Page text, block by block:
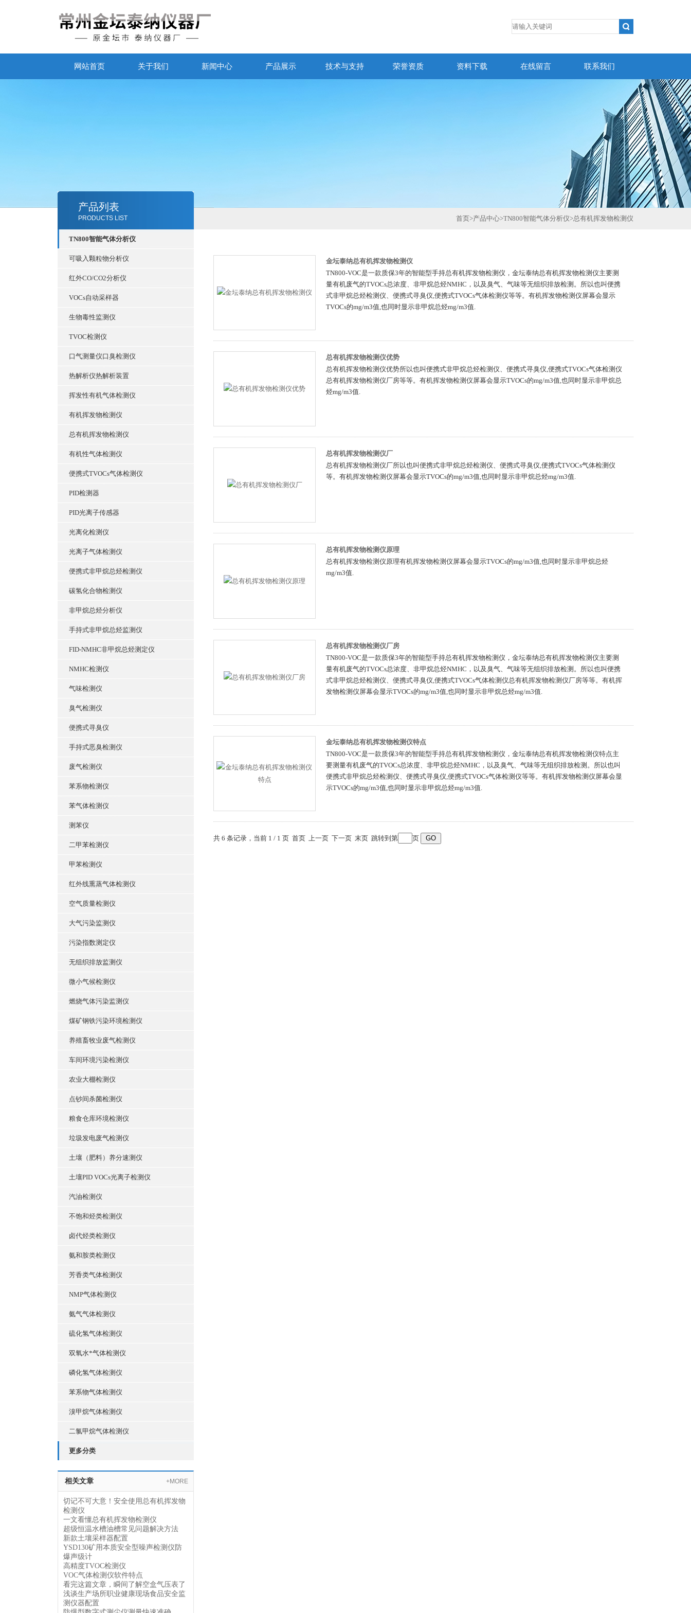
网站首页 关于我们 新闻中心 产品展示 技术与支持 荣誉资质 资料下载 在线留言 联系我们
产品列表
PRODUCTS LIST
TN800智能气体分析仪
可吸入颗粒物分析仪
红外CO/CO2分析仪
VOCs自动采样器
生物毒性监测仪
TVOC检测仪
口气测量仪口臭检测仪
热解析仪热解析装置
挥发性有机气体检测仪
有机挥发物检测仪
总有机挥发物检测仪
有机性气体检测仪
便携式TVOCs气体检测仪
PID检测器
PID光离子传感器
光离化检测仪
光离子气体检测仪
便携式非甲烷总烃检测仪
碳氢化合物检测仪
非甲烷总烃分析仪
手持式非甲烷总烃监测仪
FID-NMHC非甲烷总烃测定仪
NMHC检测仪
气味检测仪
臭气检测仪
便携式寻臭仪
手持式恶臭检测仪
废气检测仪
苯系物检测仪
苯气体检测仪
测苯仪
二甲苯检测仪
甲苯检测仪
红外线熏蒸气体检测仪
空气质量检测仪
大气污染监测仪
污染指数测定仪
无组织排放监测仪
微小气候检测仪
燃烧气体污染监测仪
煤矿钢铁污染环境检测仪
养殖畜牧业废气检测仪
车间环境污染检测仪
农业大棚检测仪
点钞间杀菌检测仪
粮食仓库环境检测仪
垃圾发电废气检测仪
土壤（肥料）养分速测仪
土壤PID VOCs光离子检测仪
汽油检测仪
不饱和烃类检测仪
卤代烃类检测仪
氨和胺类检测仪
芳香类气体检测仪
NMP气体检测仪
氨气气体检测仪
硫化氢气体检测仪
双氧水*气体检测仪
磷化氢气体检测仪
苯系物气体检测仪
溴甲烷气体检测仪
二氯甲烷气体检测仪
更多分类
相关文章 +MORE
切记不可大意！安全使用总有机挥发物
检测仪
一文看懂总有机挥发物检测仪
超级恒温水槽油槽常见问题解决方法
新款土壤采样器配置
YSD130矿用本质安全型噪声检测仪防
爆声级计
高精度TVOC检测仪
VOC气体检测仪软件特点
看完这篇文章，瞬间了解空盒气压表了
浅谈生产场所职业健康现场食品安全监
测仪器配置
首页>产品中心>TN800智能气体分析仪>总有机挥发物检测仪
金坛泰纳总有机挥发物检测仪
TN800-VOC是一款质保3年的智能型手持总有机挥发物检测仪，金坛泰纳总有机挥发物检测仪主要测
量有机废气的TVOCs总浓度、非甲烷总烃NMHC，以及臭气、气味等无组织排放检测。所以也叫便携
式非甲烷总烃检测仪、便携式寻臭仪,便携式TVOCs气体检测仪等等。有机挥发物检测仪屏幕会显示
TVOCs的mg/m3值,也同时显示非甲烷总烃mg/m3值.
总有机挥发物检测仪优势
总有机挥发物检测仪优势所以也叫便携式非甲烷总烃检测仪、便携式寻臭仪,便携式TVOCs气体检测仪
总有机挥发物检测仪厂房等等。有机挥发物检测仪屏幕会显示TVOCs的mg/m3值,也同时显示非甲烷总
烃mg/m3值.
总有机挥发物检测仪厂
总有机挥发物检测仪厂所以也叫便携式非甲烷总烃检测仪、便携式寻臭仪,便携式TVOCs气体检测仪
等。有机挥发物检测仪屏幕会显示TVOCs的mg/m3值,也同时显示非甲烷总烃mg/m3值.
总有机挥发物检测仪原理
总有机挥发物检测仪原理有机挥发物检测仪屏幕会显示TVOCs的mg/m3值,也同时显示非甲烷总烃
mg/m3值.
总有机挥发物检测仪厂房
TN800-VOC是一款质保3年的智能型手持总有机挥发物检测仪，金坛泰纳总有机挥发物检测仪主要测
量有机废气的TVOCs总浓度、非甲烷总烃NMHC，以及臭气、气味等无组织排放检测。所以也叫便携
式非甲烷总烃检测仪、便携式寻臭仪,便携式TVOCs气体检测仪总有机挥发物检测仪厂房等等。有机挥
发物检测仪屏幕会显示TVOCs的mg/m3值,也同时显示非甲烷总烃mg/m3值.
金坛泰纳总有机挥发物检测仪特点
TN800-VOC是一款质保3年的智能型手持总有机挥发物检测仪，金坛泰纳总有机挥发物检测仪特点主
要测量有机废气的TVOCs总浓度、非甲烷总烃NMHC，以及臭气、气味等无组织排放检测。所以也叫
便携式非甲烷总烃检测仪、便携式寻臭仪,便携式TVOCs气体检测仪等等。有机挥发物检测仪屏幕会显
示TVOCs的mg/m3值,也同时显示非甲烷总烃mg/m3值.
共 6 条记录，当前 1 / 1 页 首页 上一页 下一页 末页 跳转到第 页